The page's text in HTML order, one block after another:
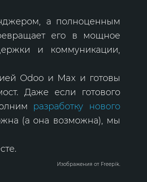
а полноценным
его в мощное
и коммуникации,
Odoo и Max и готовы
Даже если готового
разработку нового
(а она возможна), мы
Изображения от Freepik.